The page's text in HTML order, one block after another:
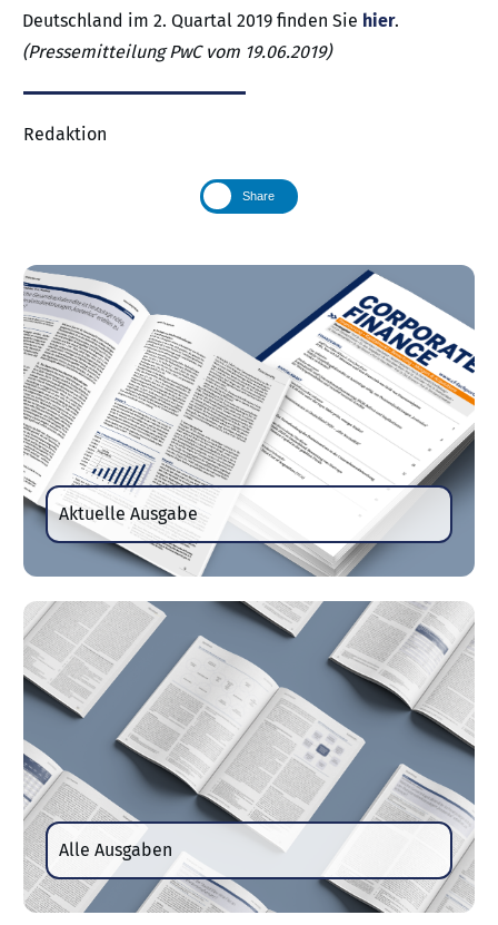
Deutschland im 2. Quartal 2019 finden Sie hier.
(Pressemitteilung PwC vom 19.06.2019)
Redaktion
Share
Aktuelle Ausgabe
Alle Ausgaben